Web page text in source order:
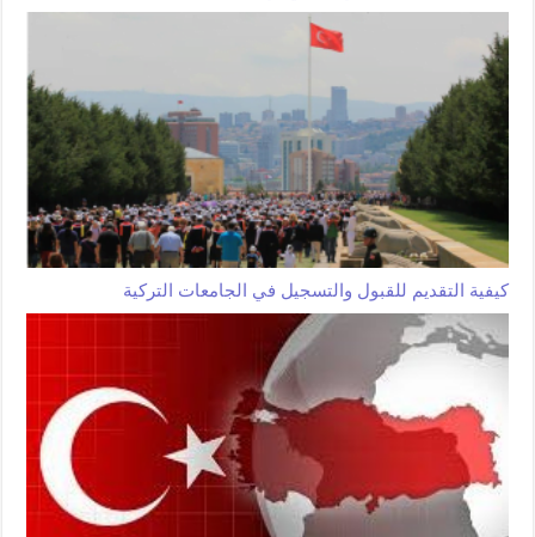
كيفية التقديم للقبول والتسجيل في الجامعات التركية